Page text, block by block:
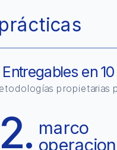
marco
en
propietarias